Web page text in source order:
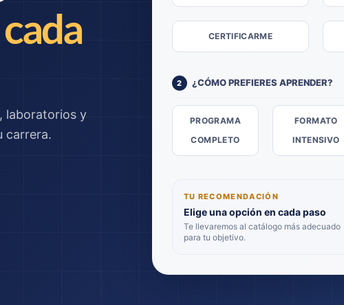
laboratorios y
carrera.
CERTIFICARME
2 ¿CÓMO PREFIERES APRENDER?
PROGRAMA
COMPLETO
FORMATO
INTENSIVO
TU RECOMENDACIÓN
Elige una opción en cada paso
Te llevaremos al catálogo más adecuado
para tu objetivo.